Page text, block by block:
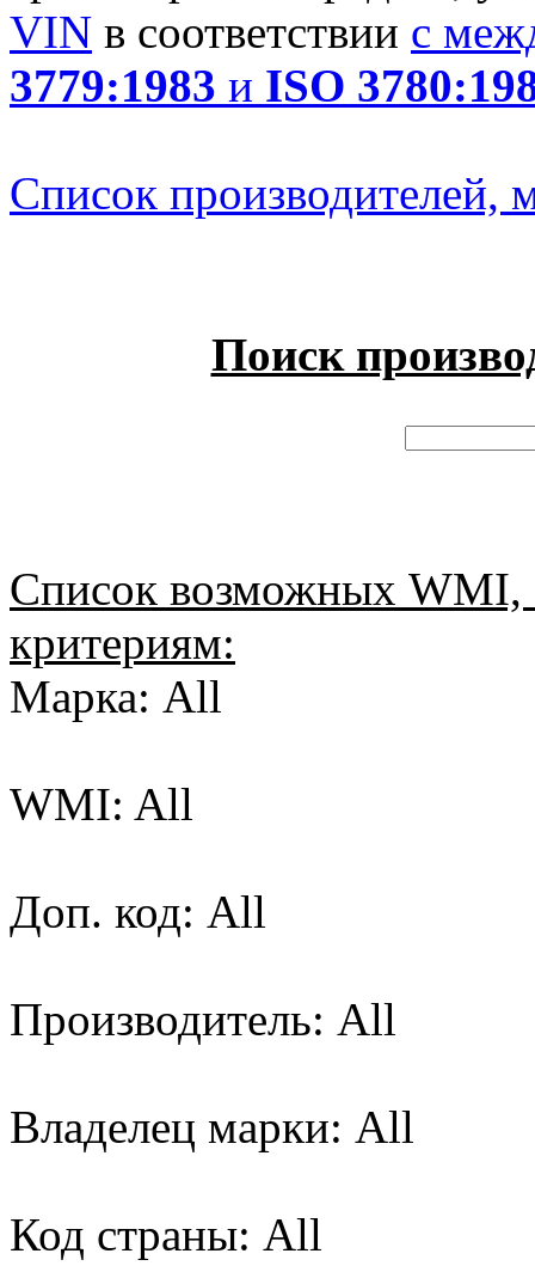
VIN в соответствии с
3779:1983 и ISO
Список производителей,
Поиск
Список возможных
критериям:
Марка: All
WMI: All
Доп. код: All
Производитель: All
Владелец марки: All
Код страны: All